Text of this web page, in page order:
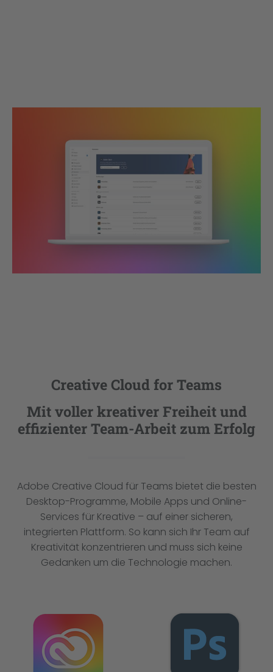
Creative Cloud for Teams
Mit voller kreativer Freiheit und
effizienter Team-Arbeit zum Erfolg
Adobe Creative Cloud für Teams bietet die besten
Desktop-Programme, Mobile Apps und Online-
Services für Kreative – auf einer sicheren,
integrierten Plattform. So kann sich Ihr Team auf
Kreativität konzentrieren und muss sich keine
Gedanken um die Technologie machen.